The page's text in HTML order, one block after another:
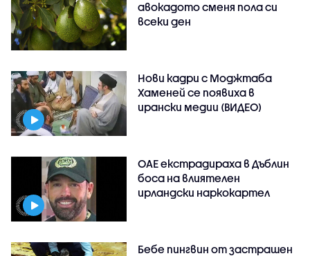
авокадото сменя пола си
всеки ден
Нови кадри с Моджтаба
Хаменей се появиха в
ирански медии (ВИДЕО)
ОАЕ екстрадираха в Дъблин
боса на влиятелен
ирландски наркокартел
Бебе пингвин от застрашен